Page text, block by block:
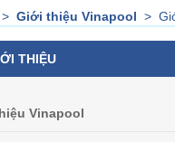
> Giới thiệu Vinapool >
THIỆU
Vinapool